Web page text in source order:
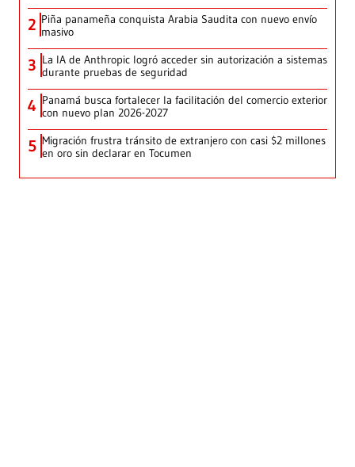
2 Piña panameña conquista Arabia Saudita con nuevo envío
masivo
3 La IA de Anthropic logró acceder sin autorización a sistemas
durante pruebas de seguridad
4 Panamá busca fortalecer la facilitación del comercio exterior
con nuevo plan 2026-2027
5 Migración frustra tránsito de extranjero con casi $2 millones
en oro sin declarar en Tocumen